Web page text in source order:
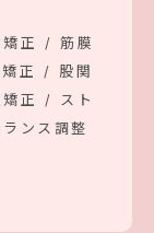
正 / 筋膜
正 / 股関
正 / スト
ンス調整